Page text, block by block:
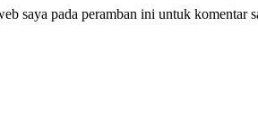
saya pada peramban ini untuk komentar